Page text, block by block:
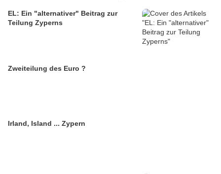
EL: Ein "alternativer" Beitrag zur
Teilung Zyperns
Zweiteilung des Euro ?
Irland, Island ... Zypern